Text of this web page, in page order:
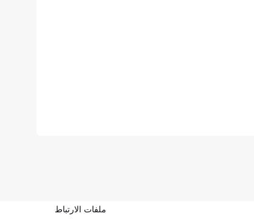
ملفات الارتباط